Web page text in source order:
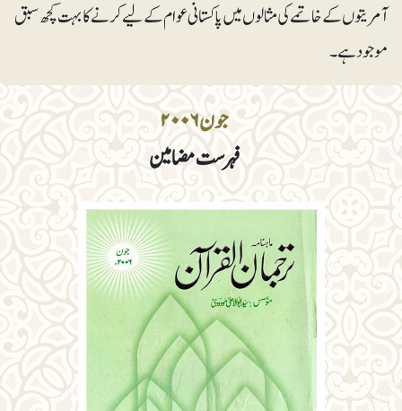
جون۲۰۰۶
فہرست مضامین
آمریتوں کے خاتمے کی مثالوں میں پاکستانی عوام کے لیے کرنے کا بہت کچھ سبق
موجود ہے۔